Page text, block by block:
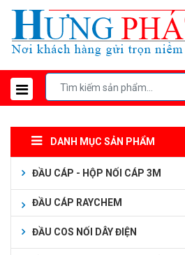
DANH MỤC SẢN PHẨM
ĐẦU CÁP - HỘP NỐI CÁP 3M
ĐẦU CÁP RAYCHEM
ĐẦU COS NỐI DÂY ĐIỆN